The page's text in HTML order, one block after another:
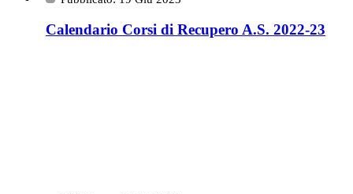
Calendario Corsi di Recupero A.S. 2022-23